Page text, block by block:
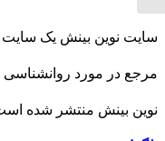
سایت نوین بینش یک سایت
مرجع در مورد
نوین بینش منتشر شده